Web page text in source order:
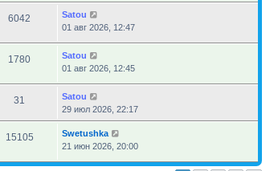
6042
Satou
01 авг 2026, 12:47
1780
Satou
01 авг 2026, 12:45
31
Satou
29 июл 2026, 22:17
15105
Swetushka
21 июн 2026, 20:00